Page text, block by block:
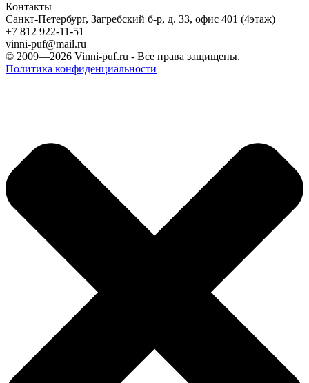
Контакты
Санкт-Петербург, Загребский б-р, д. 33, офис 401 (4этаж)
+7 812 922-11-51
vinni-puf@mail.ru
© 2009—2026 Vinni-puf.ru - Все права защищены.
Политика конфиденциальности